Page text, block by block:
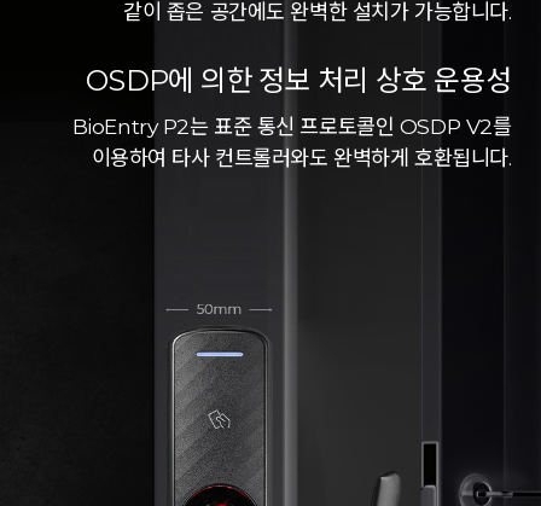
같이 좁은 공간에도 완벽한 설치가 가능합니다.
OSDP에 의한 정보 처리 상호 운용성
BioEntry P2는 표준 통신 프로토콜인 OSDP V2를
이용하여 타사 컨트롤러와도 완벽하게 호환됩니다.